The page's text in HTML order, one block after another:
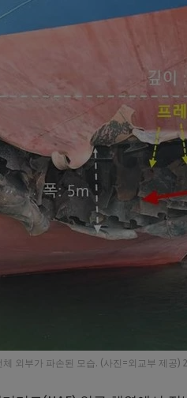
체 외부가 파손된 모습. (사진=외교부 제공)